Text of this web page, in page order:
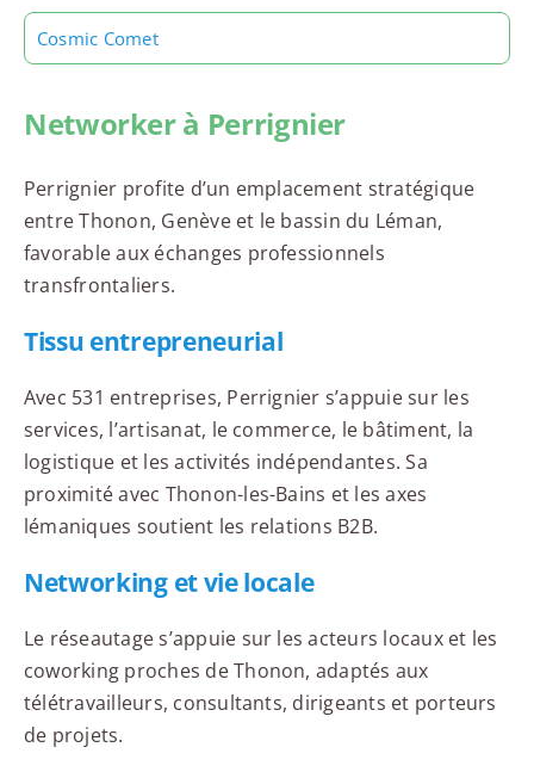
Cosmic Comet
Networker à Perrignier
Perrignier profite d’un emplacement stratégique
entre Thonon, Genève et le bassin du Léman,
favorable aux échanges professionnels
transfrontaliers.
Tissu entrepreneurial
Avec 531 entreprises, Perrignier s’appuie sur les
services, l’artisanat, le commerce, le bâtiment, la
logistique et les activités indépendantes. Sa
proximité avec Thonon-les-Bains et les axes
lémaniques soutient les relations B2B.
Networking et vie locale
Le réseautage s’appuie sur les acteurs locaux et les
coworking proches de Thonon, adaptés aux
télétravailleurs, consultants, dirigeants et porteurs
de projets.